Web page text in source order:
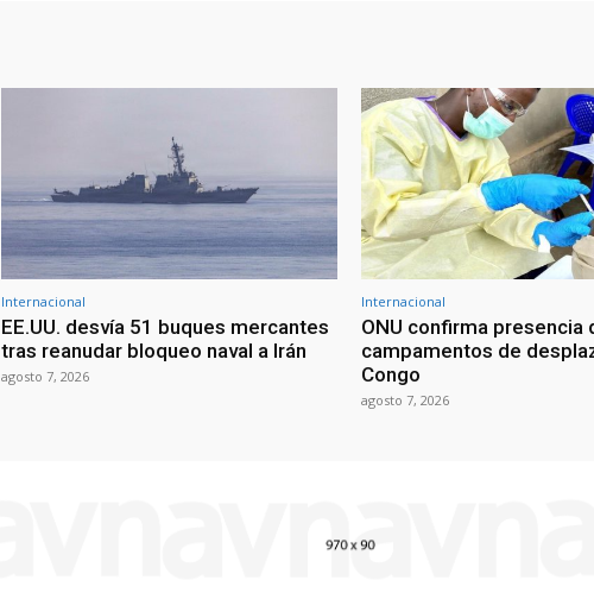
Internacional
EE.UU. desvía 51 buques mercantes
tras reanudar bloqueo naval a Irán
agosto 7, 2026
Internacional
ONU confirma presencia
campamentos de
Congo
agosto 7, 2026